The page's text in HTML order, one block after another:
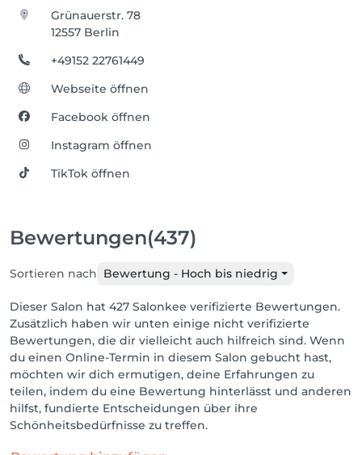
Grünauerstr. 78
12557 Berlin
+49152 22761449
Webseite öffnen
Facebook öffnen
Instagram öffnen
TikTok öffnen
Bewertungen(437)
Sortieren nach Bewertung - Hoch bis niedrig
Dieser Salon hat 427 Salonkee verifizierte Bewertungen.
Zusätzlich haben wir unten einige nicht verifizierte
Bewertungen, die dir vielleicht auch hilfreich sind. Wenn
du einen Online-Termin in diesem Salon gebucht hast,
möchten wir dich ermutigen, deine Erfahrungen zu
teilen, indem du eine Bewertung hinterlässt und anderen
hilfst, fundierte Entscheidungen über ihre
Schönheitsbedürfnisse zu treffen.